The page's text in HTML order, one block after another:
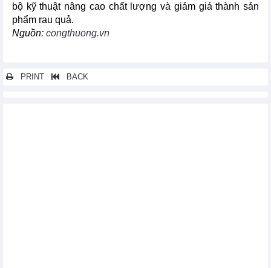
bộ kỹ thuật nâng cao chất lượng và giảm giá thành sản
phẩm rau quả.
Nguồn: congthuong.vn
PRINT BACK